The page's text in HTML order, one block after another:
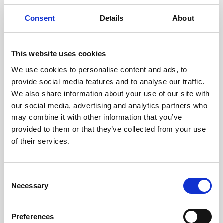
Consent Details About
This website uses cookies
We use cookies to personalise content and ads, to
provide social media features and to analyse our traffic.
We also share information about your use of our site with
our social media, advertising and analytics partners who
may combine it with other information that you’ve
provided to them or that they’ve collected from your use
of their services.
Selection
Necessary
Preferences
na Email: dpo@sungardensdubrovnik.com. Za više
informacija, dostupna je naša Politika zaštite osobnih
podatakaovdje.
U slučaju da želite povući Vaš pristanak, jednostavno
odite u postavke ove stranice i stisnite opciju „ Opt-
out“.
Hvala Vam na ukazanom povjerenju!